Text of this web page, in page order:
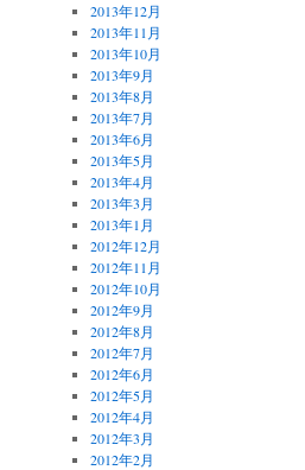
2013年12月
2013年11月
2013年10月
2013年9月
2013年8月
2013年7月
2013年6月
2013年5月
2013年4月
2013年3月
2013年1月
2012年12月
2012年11月
2012年10月
2012年9月
2012年8月
2012年7月
2012年6月
2012年5月
2012年4月
2012年3月
2012年2月